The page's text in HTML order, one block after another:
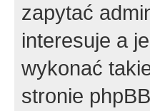
zapytać
interesuje a
wykonać
stronie